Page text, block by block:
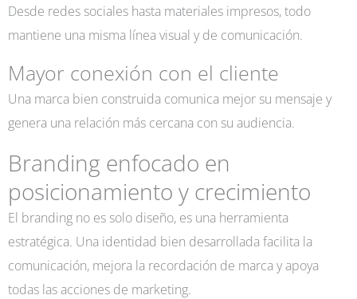
Desde redes sociales hasta materiales impresos, todo
mantiene una misma línea visual y de comunicación.
Mayor conexión con el cliente
Una marca bien construida comunica mejor su mensaje y
genera una relación más cercana con su audiencia.
Branding enfocado en
posicionamiento y crecimiento
El branding no es solo diseño, es una herramienta
estratégica. Una identidad bien desarrollada facilita la
comunicación, mejora la recordación de marca y apoya
todas las acciones de marketing.